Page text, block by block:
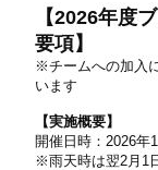
【2026年度
要項】
※チームへの加入
います
【実施概要】
開催日時： 2026年1
※雨天時は翌2 月 1